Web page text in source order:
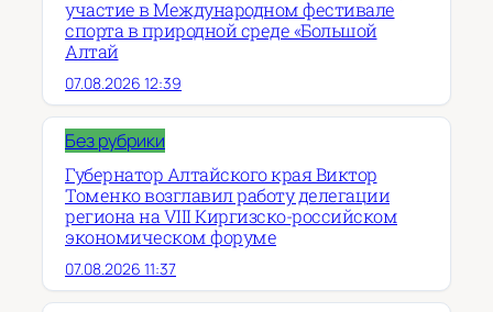
участие в Международном фестивале
спорта в природной среде «Большой
Алтай
07.08.2026 12:39
Без рубрики
Губернатор Алтайского края Виктор
Томенко возглавил работу делегации
региона на VIII Киргизско-российском
экономическом форуме
07.08.2026 11:37